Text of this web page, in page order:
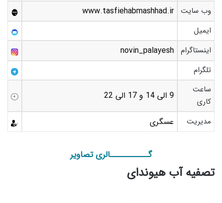
وب سایت www.tasfiehabmashhad.ir
ایمیل
اینستاگرام novin_palayesh
تلگرام
ساعت
کاری
9 الی 14 و 17 الی 22
مدیریت عسگری
گـــــــــــالری تصاویر
تصفیه آب هیوندای